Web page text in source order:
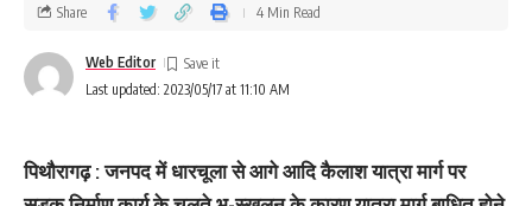
Last updated: 2023/05/17 at 11:10 AM
Web Editor
Share 4 Min Read
पिथौरागढ़ : जनपद में धारचूला से आगे आदि कैलाश यात्रा मार्ग पर